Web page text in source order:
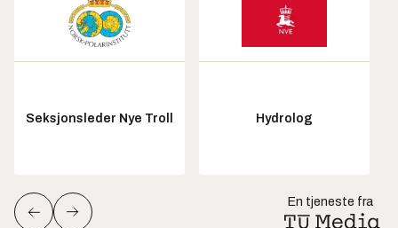
Seksjonsleder Nye Troll Hydrolog
En tjeneste fra